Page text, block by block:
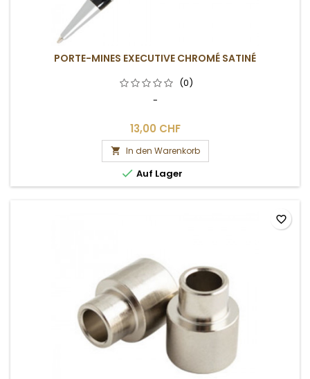
PORTE-MINES EXECUTIVE CHROMÉ SATINÉ
(0)
-
13,00 CHF
 In den Warenkorb
 Auf Lager
favorite_border